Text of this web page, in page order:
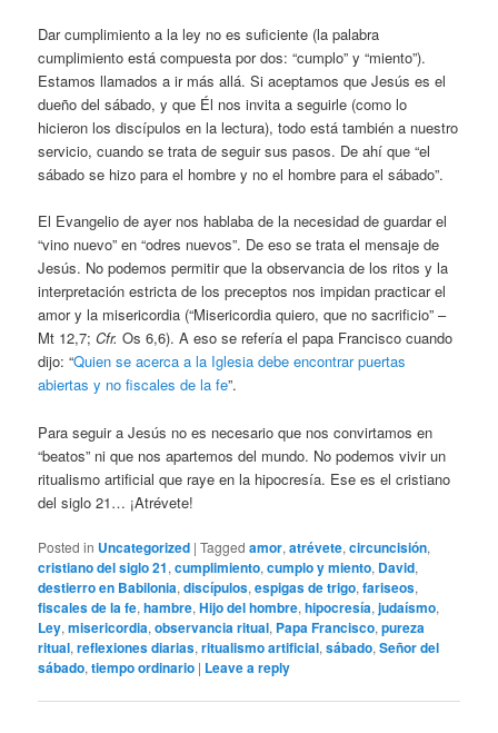
Dar cumplimiento a la ley no es suficiente (la palabra
cumplimiento está compuesta por dos: “cumplo” y “miento”).
Estamos llamados a ir más allá. Si aceptamos que Jesús es el
dueño del sábado, y que Él nos invita a seguirle (como lo
hicieron los discípulos en la lectura), todo está también a nuestro
servicio, cuando se trata de seguir sus pasos. De ahí que “el
sábado se hizo para el hombre y no el hombre para el sábado”.
El Evangelio de ayer nos hablaba de la necesidad de guardar el
“vino nuevo” en “odres nuevos”. De eso se trata el mensaje de
Jesús. No podemos permitir que la observancia de los ritos y la
interpretación estricta de los preceptos nos impidan practicar el
amor y la misericordia (“Misericordia quiero, que no sacrificio” –
Mt 12,7;Cfr. Os 6,6). A eso se refería el papa Francisco cuando
dijo: “Quien se acerca a la Iglesia debe encontrar puertas
abiertas y no fiscales de la fe”.
Para seguir a Jesús no es necesario que nos convirtamos en
“beatos” ni que nos apartemos del mundo. No podemos vivir un
ritualismo artificial que raye en la hipocresía. Ese es el cristiano
del siglo 21… ¡Atrévete!
Posted in Uncategorized |Tagged amor,atrévete,circuncisión,
cristiano del siglo 21,cumplimiento,cumplo y miento, David,
destierro en Babilonia,discípulos,espigas de trigo,fariseos,
fiscales de la fe,hambre,Hijo del hombre,hipocresía,judaísmo,
Ley,misericordia,observancia ritual, Papa Francisco,pureza
ritual,reflexiones diarias,ritualismo artificial,sábado,Señor del
sábado,tiempo ordinario | Leave a reply